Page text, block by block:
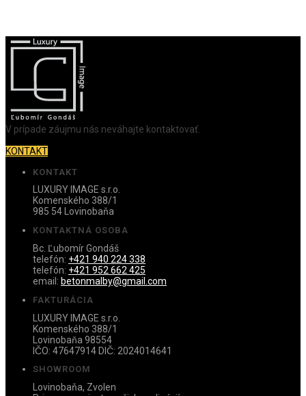
V prípade záujmu nás neváhajte kontaktovať.
KONTAKT
KONTAKT
LUXURY IMAGE s.r.o.
Komenského 388/1
985 54 Lovinobaňa
KONTAKTNÁ OSOBA
Bc. Ľubomír Gondáš
telefón: +421 940 224 338
telefón: +421 952 662 425
email: betonmalby@gmail.com
FAKTURÁCIA
LUXURY IMAGE s.r.o.
Komenského 388/1
Lovinobaňa 98554
IČO: 47647914 DIČ: 2024014641
SHOWROOM
Lovinobaňa, Zvolen